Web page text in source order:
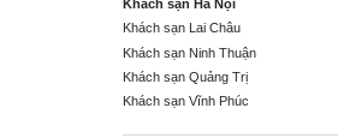
Khách sạn Hà Nội
Khách sạn Lai Châu
Khách sạn Ninh Thuận
Khách sạn Quảng Trị
Khách sạn Vĩnh Phúc